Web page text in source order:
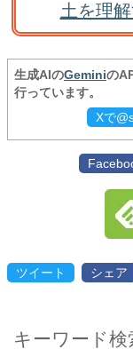
土を理
生成AIのGeminiの
行っています。
Xで
ツイート シェア
キーワード検